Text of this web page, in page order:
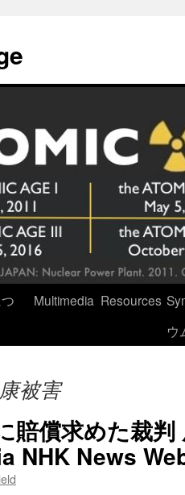
Multimedia Resources
ウ
被害
賠償求めた裁
NHK News